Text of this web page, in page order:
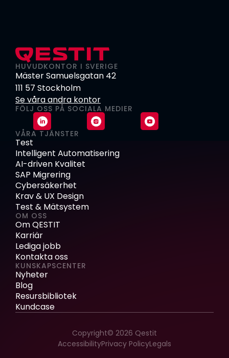
HUVUDKONTOR I SVERIGE
Mäster Samuelsgatan 42
111 57 Stockholm
Se våra andra kontor
FÖLJ OSS PÅ SOCIALA MEDIER
VÅRA TJÄNSTER
Test
Intelligent Automatisering
AI-driven Kvalitet
SAP Migrering
Cybersäkerhet
Krav & UX Design
Test & Mätsystem
OM OSS
Om QESTIT
Karriär
Lediga jobb
Kontakta oss
KUNSKAPSCENTER
Nyheter
Blog
Resursbibliotek
Kundcase
Copyright© 2026 Qestit
AccessibilityPrivacy PolicyLegals